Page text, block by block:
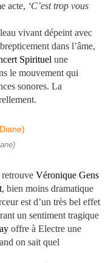
acte, ‘C’est trop vous
vivant dépeint avec
dans l’âme,
Spirituel une
le mouvement qui
sonores. La
retrouve Véronique Gens
, bien moins dramatique
est d’un très bel effet
un sentiment tragique
offre à Electre une
on sait quel